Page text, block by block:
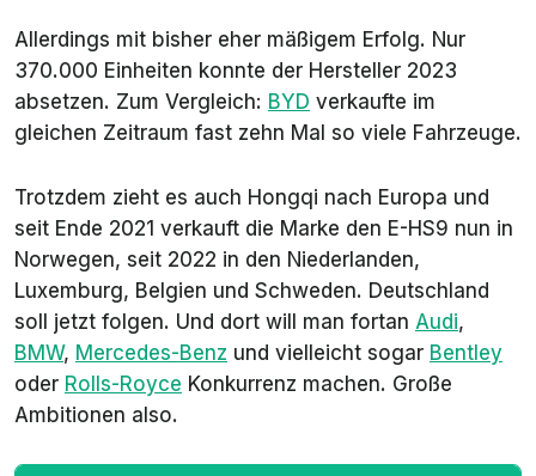
Allerdings mit bisher eher mäßigem Erfolg. Nur
370.000 Einheiten konnte der Hersteller 2023
absetzen. Zum Vergleich: BYD verkaufte im
gleichen Zeitraum fast zehn Mal so viele Fahrzeuge.
Trotzdem zieht es auch Hongqi nach Europa und
seit Ende 2021 verkauft die Marke den E-HS9 nun in
Norwegen, seit 2022 in den Niederlanden,
Luxemburg, Belgien und Schweden. Deutschland
soll jetzt folgen. Und dort will man fortan Audi,
BMW, Mercedes-Benz und vielleicht sogar Bentley
oder Rolls-Royce Konkurrenz machen. Große
Ambitionen also.